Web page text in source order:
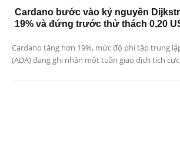
Cardano bước vào kỷ nguyên
19% và đứng trước thử thách 0,20
Cardano tăng hơn 19%, mức độ phi tập trung
(ADA) đang ghi nhận một tuần giao dịch tích